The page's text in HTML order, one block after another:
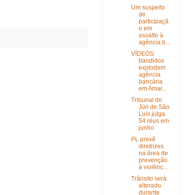
Um suspeito
de
participaçã
o em
assalto à
agência b...
VÍDEOS:
bandidos
explodem
agência
bancária
em Amar...
Tribunal do
Júri de São
Luís julga
54 réus em
junho
PL prevê
diretrizes
na área de
prevenção
à violênc...
Trânsito será
alterado
durante